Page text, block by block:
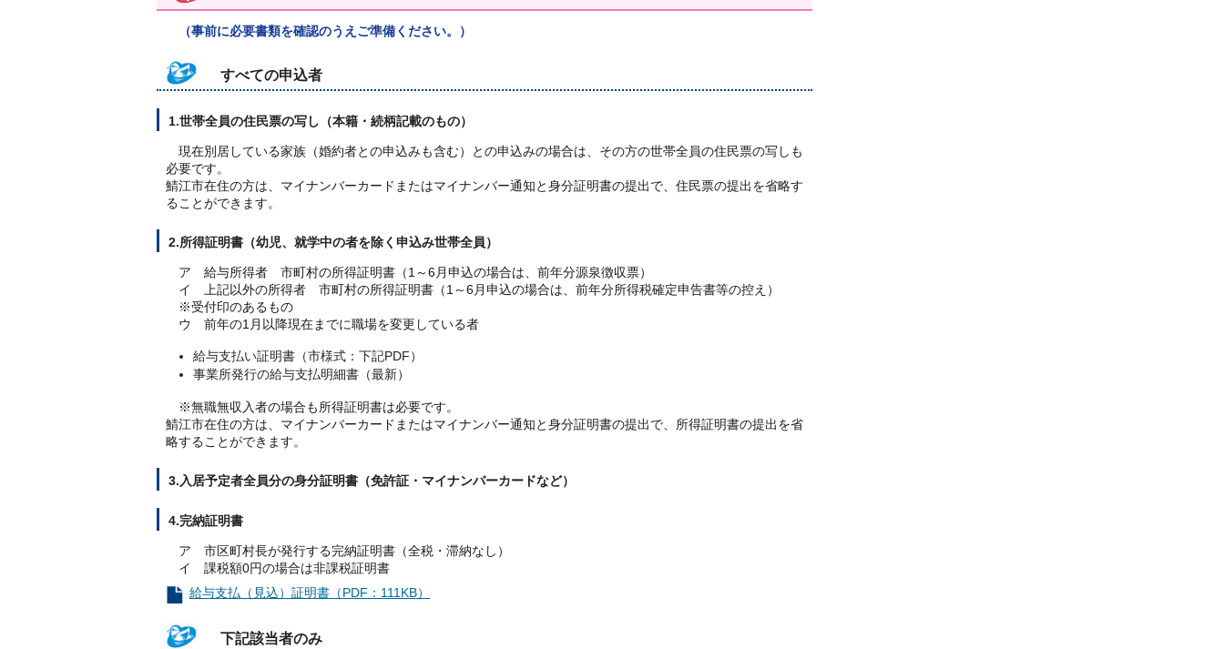
（事前に必要書類を確認のうえご準備ください。）
すべての申込者
1.世帯全員の住民票の写し（本籍・続柄記載のもの）
現在別居している家族（婚約者との申込みも含む）との申込みの場合は、その方の世帯全員の住民票の写しも
必要です。
鯖江市在住の方は、マイナンバーカードまたはマイナンバー通知と身分証明書の提出で、住民票の提出を省略す
ることができます。
2.所得証明書（幼児、就学中の者を除く申込み世帯全員）
ア 給与所得者 市町村の所得証明書（1～6月申込の場合は、前年分源泉徴収票）
イ 上記以外の所得者 市町村の所得証明書（1～6月申込の場合は、前年分所得税確定申告書等の控え）
※受付印のあるもの
ウ 前年の1月以降現在までに職場を変更している者
給与支払い証明書（市様式：下記PDF）
事業所発行の給与支払明細書（最新）
※無職無収入者の場合も所得証明書は必要です。
鯖江市在住の方は、マイナンバーカードまたはマイナンバー通知と身分証明書の提出で、所得証明書の提出を省
略することができます。
3.入居予定者全員分の身分証明書（免許証・マイナンバーカードなど）
4.完納証明書
ア 市区町村長が発行する完納証明書（全税・滞納なし）
イ 課税額0円の場合は非課税証明書
給与支払（見込）証明書（PDF：111KB）
下記該当者のみ